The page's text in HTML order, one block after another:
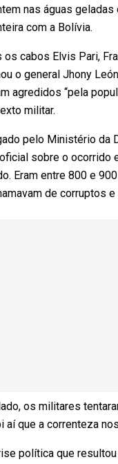
nas águas
com a Bolívia.
os cabos Elvis Pari,
o general Jhony
agredidos “pela
militar.
pelo Ministério da
sobre o ocorrido
Eram entre 800 e
de corruptos
os militares
aí que a correnteza
política que